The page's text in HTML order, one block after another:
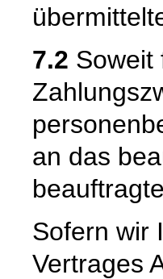
7.2 Soweit
an das
Sofern wir
Vertrages